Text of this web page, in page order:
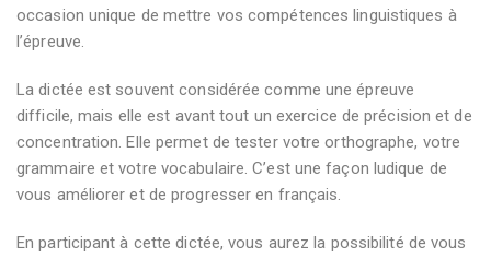
occasion unique de mettre vos compétences linguistiques à
l’épreuve.
La dictée est souvent considérée comme une épreuve
difficile, mais elle est avant tout un exercice de précision et de
concentration. Elle permet de tester votre orthographe, votre
grammaire et votre vocabulaire. C’est une façon ludique de
vous améliorer et de progresser en français.
En participant à cette dictée, vous aurez la possibilité de vous